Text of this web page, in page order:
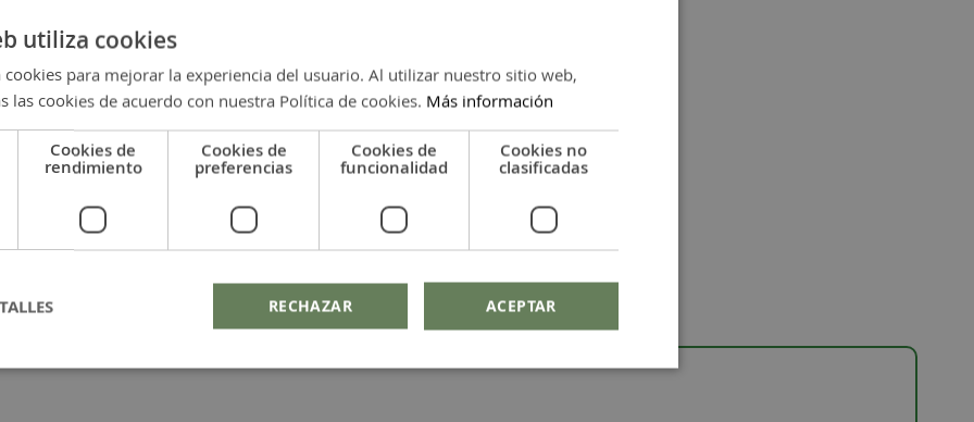
utiliza cookies
cookies para mejorar la experiencia del usuario. Al utilizar nuestro sitio web,
las cookies de acuerdo con nuestra Política de cookies. Más información
Cookies de
rendimiento
Cookies de
preferencias
Cookies de
funcionalidad
Cookies no
clasificadas
ACEPTAR
RECHAZAR